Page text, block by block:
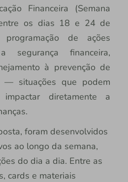
Financeira (Semana
os dias 18 e 24 de
de ações
segurança financeira,
à prevenção de
— situações que podem
diretamente a
foram desenvolvidos
ao longo da semana,
do dia a dia. Entre as
cards e materiais